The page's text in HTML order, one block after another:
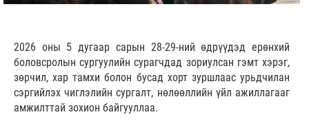
2026 оны 5 дугаар сарын 28-29-ний өдрүүдэд ерөнхий
боловсролын сургуулийн сурагчдад зориулсан гэмт хэрэг,
зөрчил, хар тамхи болон бусад хорт зуршлаас урьдчилан
сэргийлэх чиглэлийн сургалт, нөлөөллийн үйл ажиллагааг
амжилттай зохион байгууллаа.